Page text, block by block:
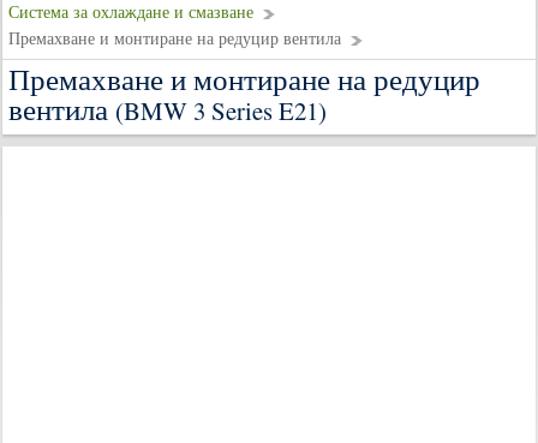
Система за охлаждане и смазване
Премахване и монтиране на редуцир вентила
Премахване и монтиране на редуцир
вентила (BMW 3 Series E21)